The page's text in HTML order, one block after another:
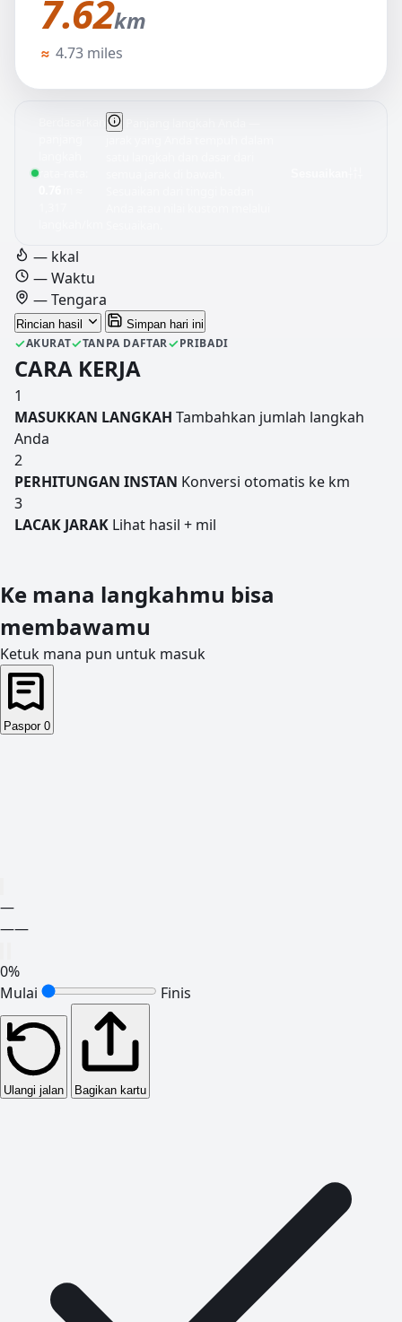
7.62km
≈ 4.73 miles
rata-rata:
— kkal
—Waktu
—Tengara
Rincian hasil Simpan hari ini
✓AKURAT✓TANPA DAFTAR✓PRIBADI
CARA KERJA
1
MASUKKAN LANGKAH Tambahkan jumlah langkah
Anda
2
PERHITUNGAN INSTAN Konversi otomatis ke km
3
LACAK JARAK Lihat hasil + mil
Ke mana langkahmu bisa
membawamu
Ketuk mana pun untuk masuk
Paspor 0
—
——
0%
Mulai
Finis
Ulangi jalan Bagikan kartu